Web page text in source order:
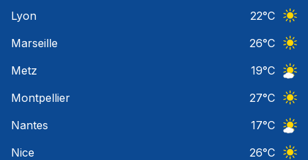
Lyon
22°C
Marseille
26°C
Metz
19°C
Montpellier
27°C
Nantes
17°C
Nice
26°C